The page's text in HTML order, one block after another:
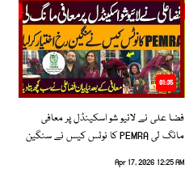
01:35
فضا علی نے لائیو شو اسکینڈل پر معافی
مانگ لی PEMRA کا نوٹس کیس نے سنگین
Apr 17, 2026 12:25 AM